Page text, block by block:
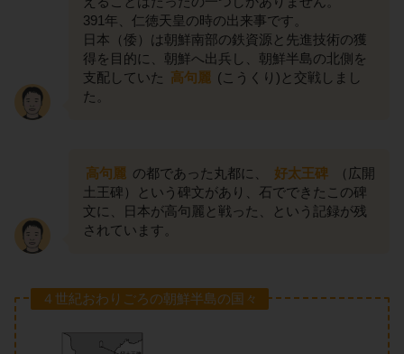
391年、仁徳天皇の時の出来事です。
日本（倭）は朝鮮南部の鉄資源と先進技術の獲
得を目的に、朝鮮へ出兵し、朝鮮半島の北側を
支配していた 高句麗
(こうくり)と交戦しまし
た。
高句麗 の都であった丸都に、 好太王碑
（広開
土王碑）という碑文があり、石でできたこの碑
文に、日本が高句麗と戦った、という記録が残
されています。
４世紀おわりごろの朝鮮半島の国々